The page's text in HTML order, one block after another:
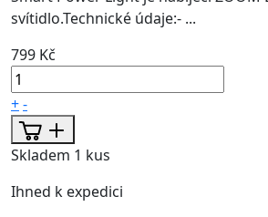
svítidlo.Technické údaje:- ...
799 Kč
+-
Skladem 1 kus
Ihned k expedici